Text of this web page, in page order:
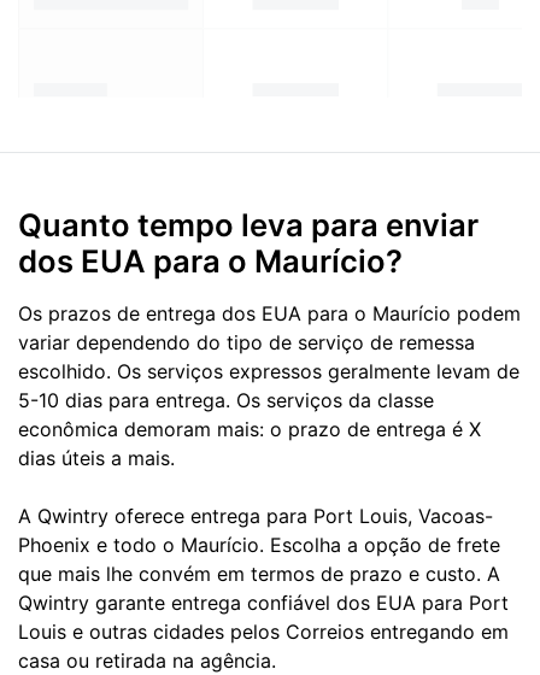
Quanto tempo leva para enviar
dos EUA para o Maurício?
Os prazos de entrega dos EUA para o Maurício podem
variar dependendo do tipo de serviço de remessa
escolhido. Os serviços expressos geralmente levam de
5-10 dias para entrega. Os serviços da classe
econômica demoram mais: o prazo de entrega é X
dias úteis a mais.
A Qwintry oferece entrega para Port Louis, Vacoas-
Phoenix e todo o Maurício. Escolha a opção de frete
que mais lhe convém em termos de prazo e custo. A
Qwintry garante entrega confiável dos EUA para Port
Louis e outras cidades pelos Correios entregando em
casa ou retirada na agência.